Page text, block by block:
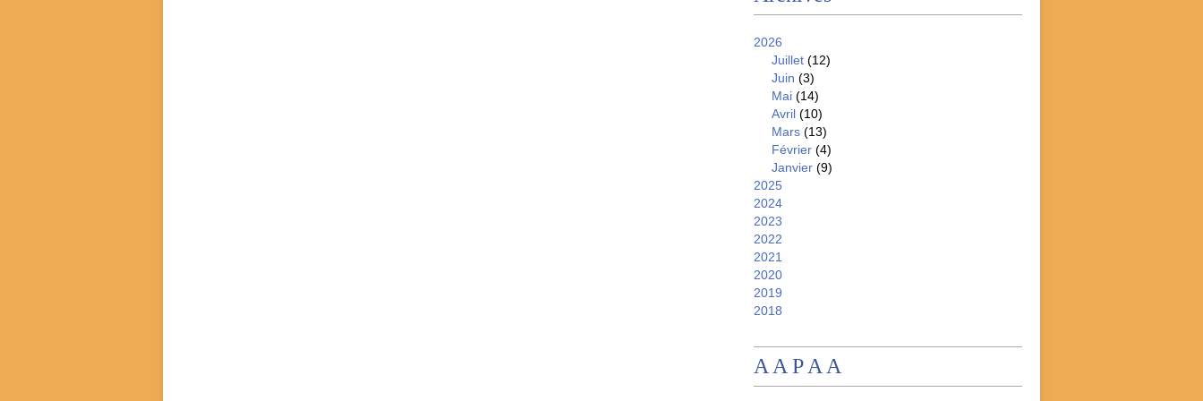
2026
Juillet (12)
Juin (3)
Mai (14)
Avril (10)
Mars (13)
Février (4)
Janvier (9)
2025
2024
2023
2022
2021
2020
2019
2018
A A P A A